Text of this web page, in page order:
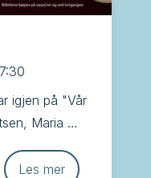
igjen på "Vår
Maria
Ormåsen,
Les mer